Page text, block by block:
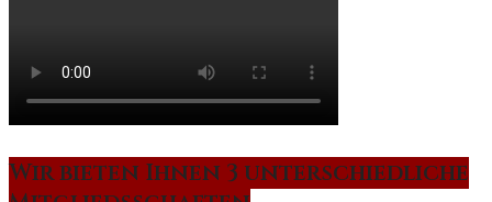
Wir bieten Ihnen 3 unterschiedliche